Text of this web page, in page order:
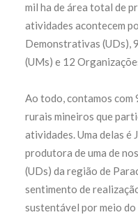
mil ha de área total de
atividades acontecem
Demonstrativas (UDs),
(UMs) e 12
Ao todo, contamos
rurais mineiros que
atividades. Uma delas é
produtora de uma de
(UDs) da região de
sentimento de
sustentável por meio